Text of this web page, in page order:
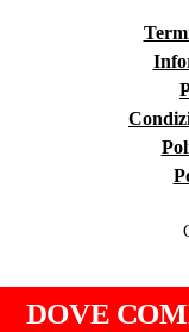
DOVE